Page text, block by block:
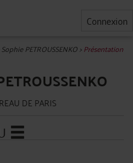
Connexion
PETROUSSENKO>Présentation
DE PARIS